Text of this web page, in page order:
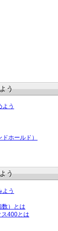
う
よう
ホールド）
う
よう
数）とは
400とは